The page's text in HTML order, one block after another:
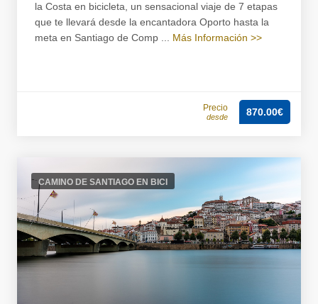
la Costa en bicicleta, un sensacional viaje de 7 etapas
que te llevará desde la encantadora Oporto hasta la
meta en Santiago de Comp ... Más Información >>
Precio
desde 870.00€
CAMINO DE SANTIAGO EN BICI